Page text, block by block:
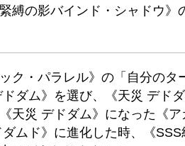
縛の影バインド・シャドウ
ック・パラレル》の「自分の
ドダム》を選び、《天災 デド
天災 デドダム》になった《
ダムド》に進化した時、《